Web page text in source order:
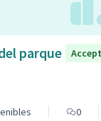
parque
0